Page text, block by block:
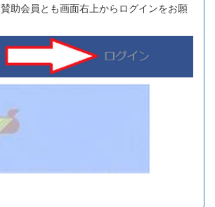
助会員とも画面右上からログインをお願